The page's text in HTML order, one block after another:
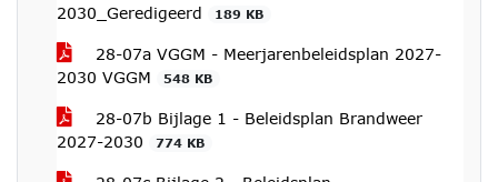
2030_Geredigeerd
189 KB
28-07a VGGM - Meerjarenbeleidsplan 2027-
2030 VGGM
548 KB
28-07b Bijlage 1 - Beleidsplan Brandweer
2027-2030
774 KB